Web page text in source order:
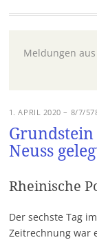
Meldungen
1. APRIL 2020 – 8/7/
Grundstein
Neuss
Rheinische
Der sechs­te Tag
Zeit­rech­nung war